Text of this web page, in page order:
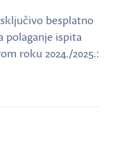
besplatno
polaganje ispita
roku 2024./2025.: